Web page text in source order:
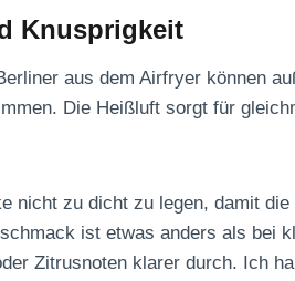
Knusprigkeit
aus dem Airfryer können
Die Heißluft sorgt für
nicht zu dicht zu legen, damit
ist etwas anders als bei
Zitrusnoten klarer durch. Ich